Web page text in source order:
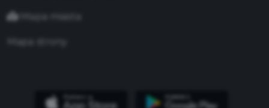
Mapa miasta
Mapa strony